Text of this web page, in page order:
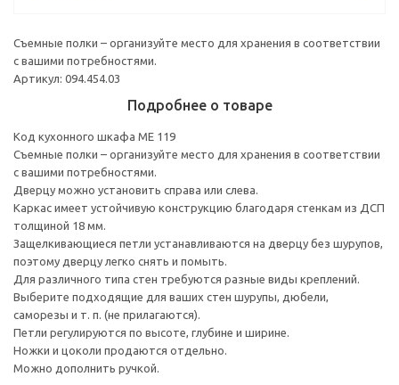
Съемные полки – организуйте место для хранения в соответствии
с вашими потребностями.
Артикул: 094.454.03
Подробнее о товаре
Код кухонного шкафа ME 119
Съемные полки – организуйте место для хранения в соответствии
с вашими потребностями.
Дверцу можно установить справа или слева.
Каркас имеет устойчивую конструкцию благодаря стенкам из ДСП
толщиной 18 мм.
Защелкивающиеся петли устанавливаются на дверцу без шурупов,
поэтому дверцу легко снять и помыть.
Для различного типа стен требуются разные виды креплений.
Выберите подходящие для ваших стен шурупы, дюбели,
саморезы и т. п. (не прилагаются).
Петли регулируются по высоте, глубине и ширине.
Ножки и цоколи продаются отдельно.
Можно дополнить ручкой.